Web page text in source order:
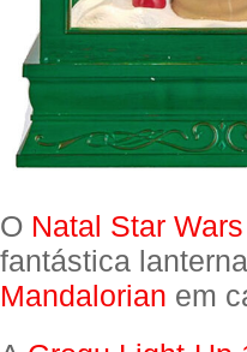
O Natal Star Wars
fantástica
Mandalorian em